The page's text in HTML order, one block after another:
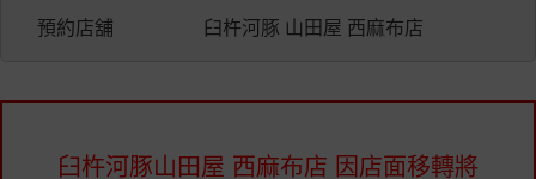
預約店舖 臼杵河豚 山田屋 西麻布店
臼杵河豚山田屋 西麻布店 因店面移轉將